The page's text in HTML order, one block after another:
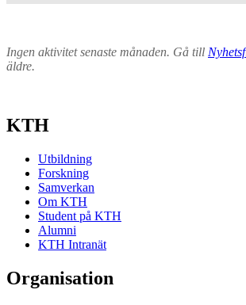
Ingen aktivitet senaste månaden. Gå till
äldre.
KTH
Utbildning
Forskning
Samverkan
Om KTH
Student på KTH
Alumni
KTH Intranät
Organisation